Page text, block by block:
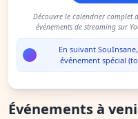
Découvre le calendrier complet
événements de streaming sur
En suivant
événement spécial
Événements à